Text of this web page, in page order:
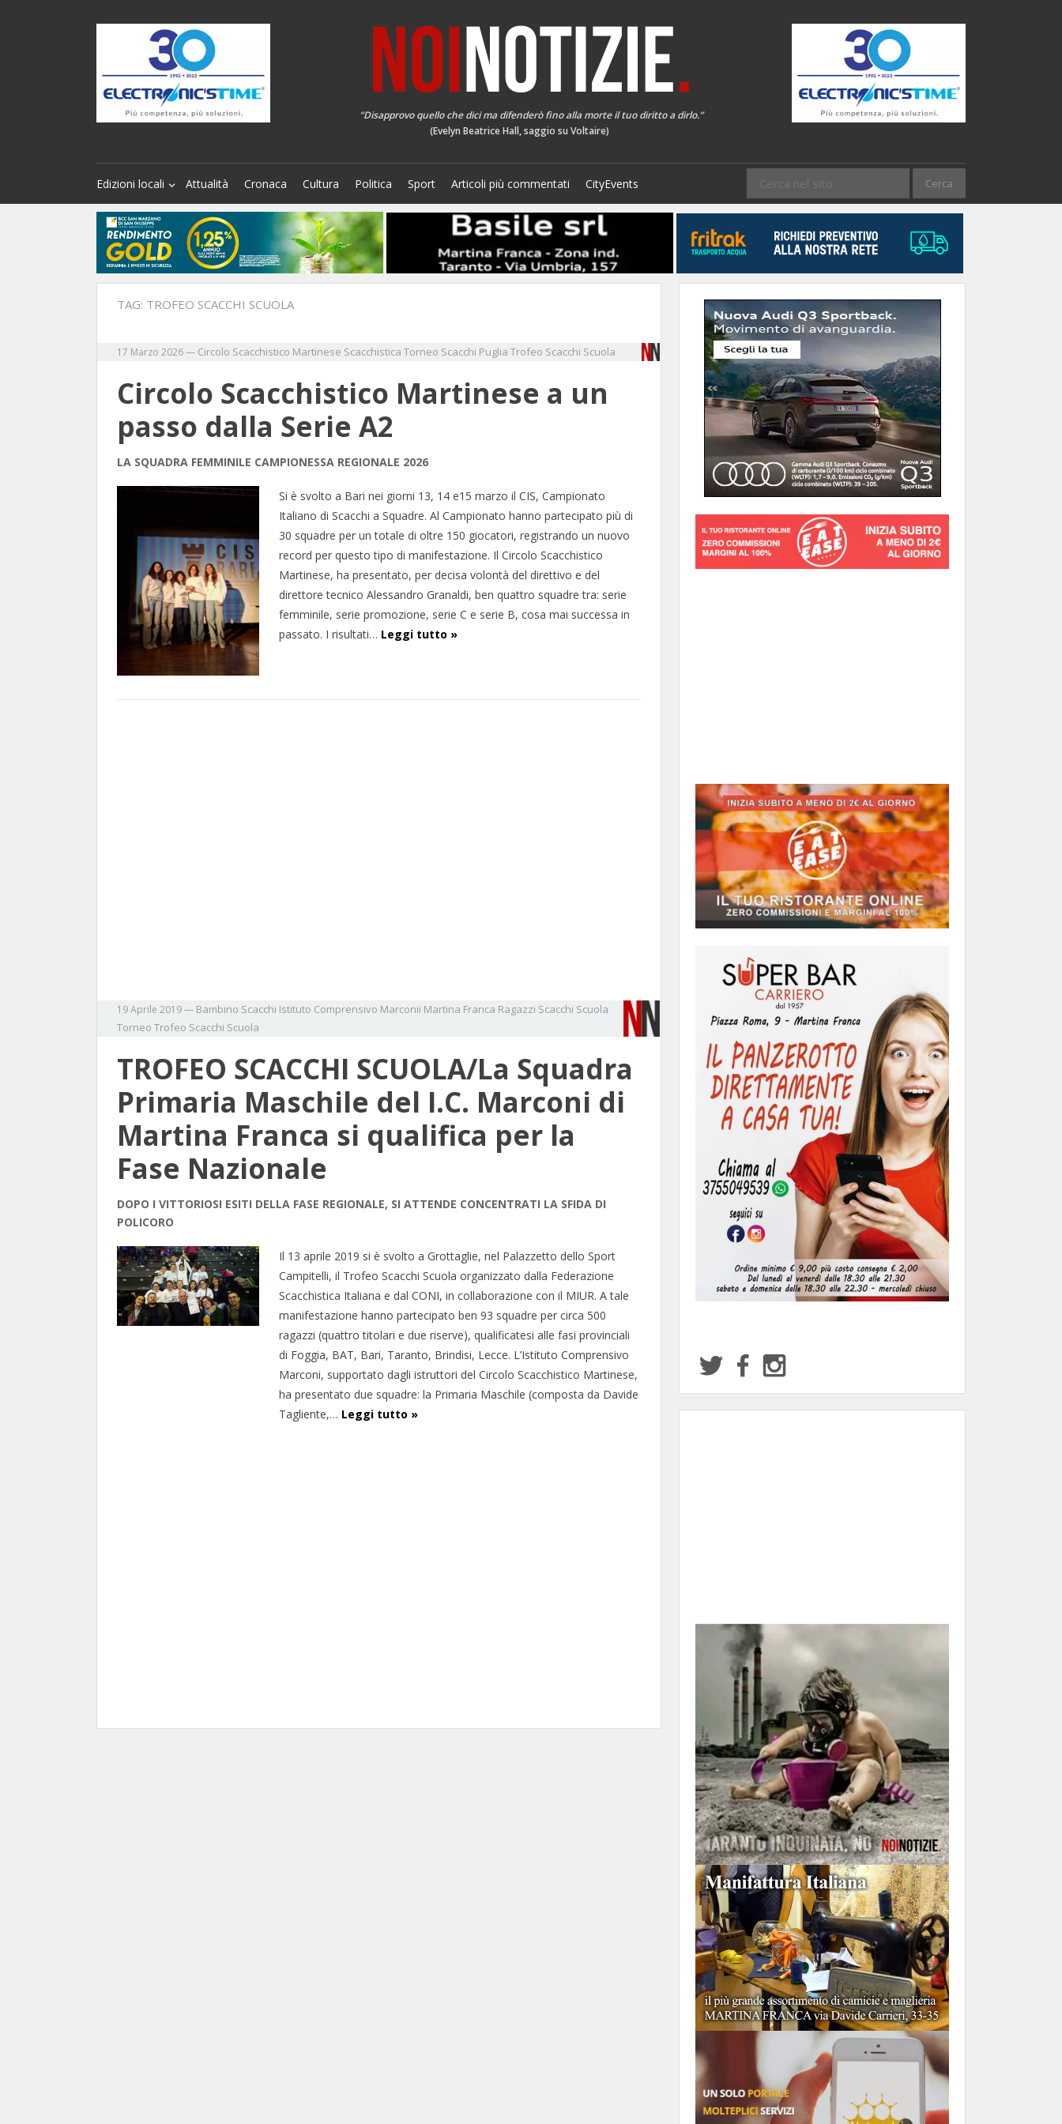
“Disapprovo quello che dici ma difenderò fino alla morte il tuo diritto a dirlo.”
(Evelyn Beatrice Hall, saggio su Voltaire)
Edizioni locali Attualità Cronaca Cultura Politica Sport Articoli più commentati CityEvents
TAG: TROFEO SCACCHI SCUOLA
17 Marzo 2026— Circolo Scacchistico Martinese Scacchistica Torneo Scacchi Puglia Trofeo Scacchi Scuola
Circolo Scacchistico Martinese a un
passo dalla Serie A2
LA SQUADRA FEMMINILE CAMPIONESSA REGIONALE 2026
Si è svolto a Bari nei giorni 13, 14 e15 marzo il CIS, Campionato
Italiano di Scacchi a Squadre. Al Campionato hanno partecipato più di
30 squadre per un totale di oltre 150 giocatori, registrando un nuovo
record per questo tipo di manifestazione. Il Circolo Scacchistico
Martinese, ha presentato, per decisa volontà del direttivo e del
direttore tecnico Alessandro Granaldi, ben quattro squadre tra: serie
femminile, serie promozione, serie C e serie B, cosa mai successa in
passato. I risultati… Leggi tutto »
19 Aprile 2019— Bambino Scacchi Istituto Comprensivo Marconii Martina Franca Ragazzi Scacchi Scuola
Torneo Trofeo Scacchi Scuola
TROFEO SCACCHI SCUOLA/La Squadra
Primaria Maschile del I.C. Marconi di
Martina Franca si qualifica per la
Fase Nazionale
DOPO I VITTORIOSI ESITI DELLA FASE REGIONALE, SI ATTENDE CONCENTRATI LA SFIDA DI
POLICORO
Il 13 aprile 2019 si è svolto a Grottaglie, nel Palazzetto dello Sport
Campitelli, il Trofeo Scacchi Scuola organizzato dalla Federazione
Scacchistica Italiana e dal CONI, in collaborazione con il MIUR. A tale
manifestazione hanno partecipato ben 93 squadre per circa 500
ragazzi (quattro titolari e due riserve), qualificatesi alle fasi provinciali
di Foggia, BAT, Bari, Taranto, Brindisi, Lecce. L’Istituto Comprensivo
Marconi, supportato dagli istruttori del Circolo Scacchistico Martinese,
ha presentato due squadre: la Primaria Maschile (composta da Davide
Tagliente,… Leggi tutto »